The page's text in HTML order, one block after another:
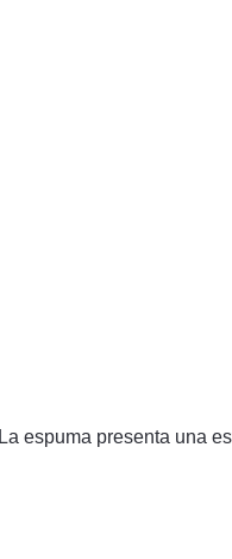
espuma presenta una